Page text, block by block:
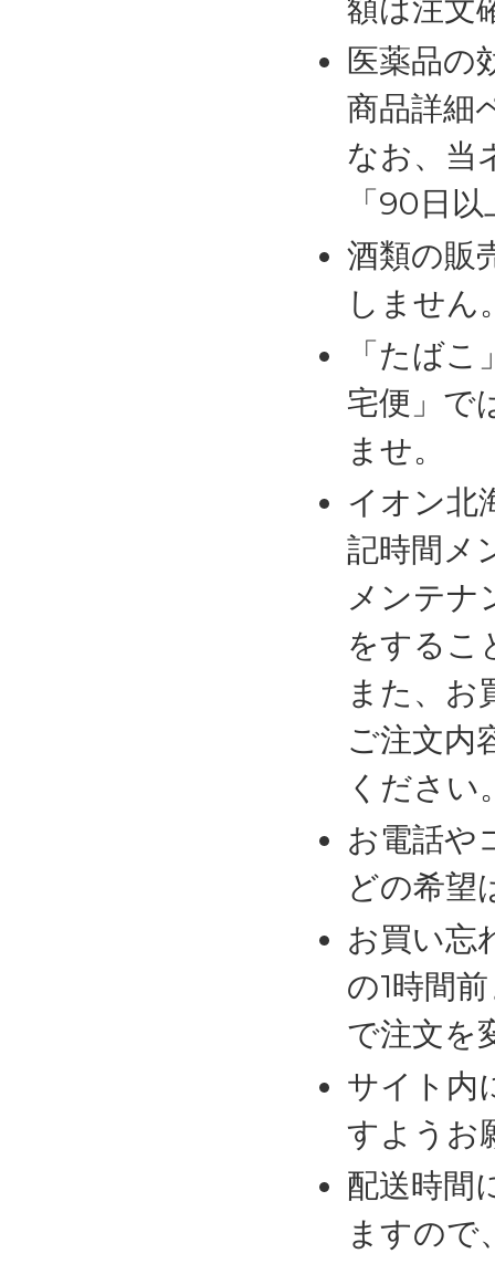
額は注文
医薬品の
商品詳細
なお、当
「90日
酒類の販
しません
「たば
宅便」で
ませ。
イオン北
記時間メ
メンテナ
をするこ
また、お
ご注文内
ください
お電話や
どの希望
お買い忘
の1時間
で注文を
サイト内
すようお
配送時間
ますので